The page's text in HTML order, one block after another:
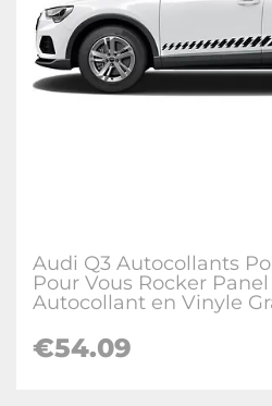
Audi Q3 Autocollants
Pour Vous Rocker
Autocollant en Vinyle
€54.09